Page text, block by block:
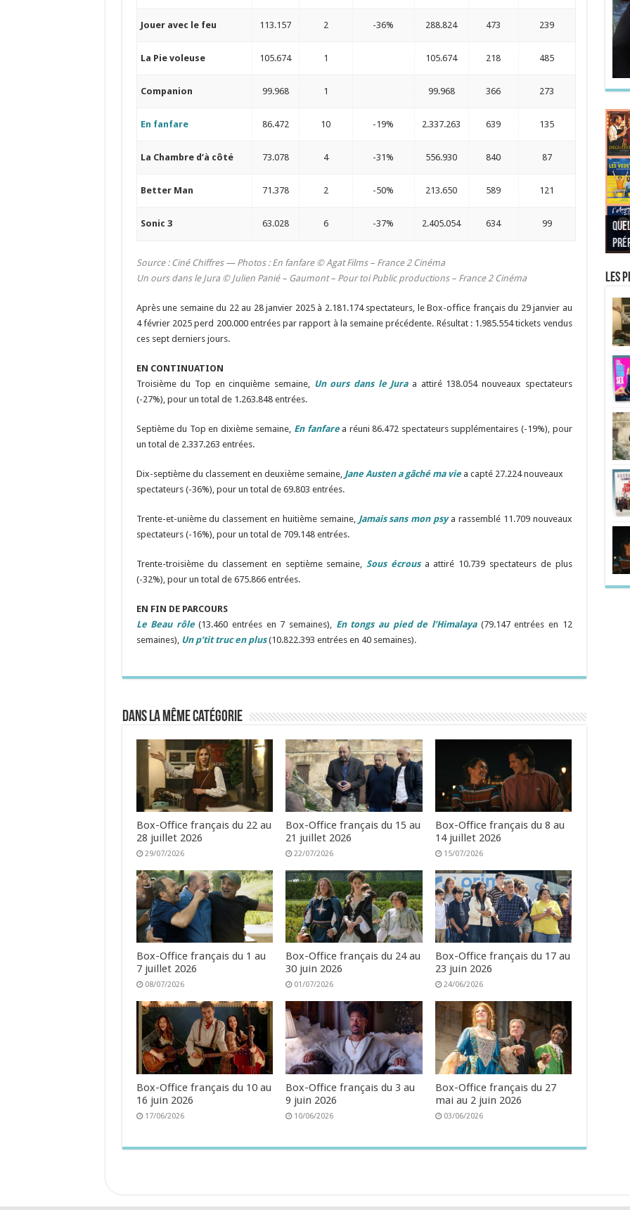
Jouer avec le feu 113.157 2 -36% 288.824 473 239
La Pie voleuse 105.674 1 105.674 218 485
Companion 99.968 1 99.968 366 273
En fanfare 86.472 10 -19% 2.337.263 639 135
La Chambre d’à côté 73.078 4 -31% 556.930 840 87
Better Man 71.378 2 -50% 213.650 589 121
Sonic 3 63.028 6 -37% 2.405.054 634 99
Source : Ciné Chiffres — Photos : En fanfare © Agat Films – France 2 Cinéma
Un ours dans le Jura © Julien Panié – Gaumont – Pour toi Public productions – France 2 Cinéma
Après une semaine du 22 au 28 janvier 2025 à 2.181.174 spectateurs, le Box-office français du 29 janvier au
4 février 2025 perd 200.000 entrées par rapport à la semaine précédente. Résultat : 1.985.554 tickets vendus
ces sept derniers jours.
EN CONTINUATION
Troisième du Top en cinquième semaine, Un ours dans le Juraa attiré 138.054 nouveaux spectateurs
(-27%), pour un total de 1.263.848 entrées.
Septième du Top en dixième semaine, En fanfarea réuni 86.472 spectateurs supplémentaires (-19%), pour
un total de 2.337.263 entrées.
Dix-septième du classement en deuxième semaine, Jane Austen a gâché ma viea capté 27.224 nouveaux
spectateurs (-36%), pour un total de 69.803 entrées.
Trente-et-unième du classement en huitième semaine, Jamais sans mon psya rassemblé 11.709 nouveaux
spectateurs (-16%), pour un total de 709.148 entrées.
Trente-troisième du classement en septième semaine, Sous écrousa attiré 10.739 spectateurs de plus
(-32%), pour un total de 675.866 entrées.
EN FIN DE PARCOURS
Le Beau rôle (13.460 entrées en 7 semaines), En tongs au pied de l’Himalaya (79.147 entrées en 12
semaines), Un p’tit truc en plus (10.822.393 entrées en 40 semaines).
Dans la même catégorie
Box-Office français du 22 au
28 juillet 2026
29/07/2026
Box-Office français du 15 au
21 juillet 2026
22/07/2026
Box-Office français du 8 au
14 juillet 2026
15/07/2026
Box-Office français du 1 au
7 juillet 2026
08/07/2026
Box-Office français du 24 au
30 juin 2026
01/07/2026
Box-Office français du 17 au
23 juin 2026
24/06/2026
Box-Office français du 10 au
16 juin 2026
17/06/2026
Box-Office français du 3 au
9 juin 2026
10/06/2026
Box-Office français du 27
mai au 2 juin 2026
03/06/2026
Les